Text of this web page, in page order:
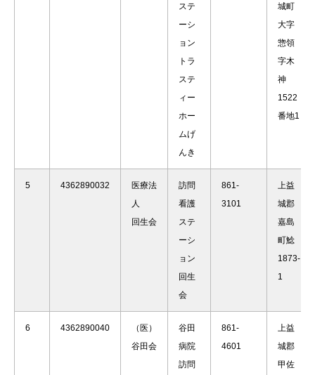
ステ
ーシ
ョン
トラ
ステ
ィー
ホー
ムげ
んき
城町
大字
惣領
字木
神
1522
番地1
5 4362890032
医療法
人
回生会
訪問
看護
ステ
ーシ
ョン
回生
会
861-
3101
上益
城郡
嘉島
町鯰
1873-
1
6 4362890040
（医）
谷田会
谷田
病院
訪問
861-
4601
上益
城郡
甲佐